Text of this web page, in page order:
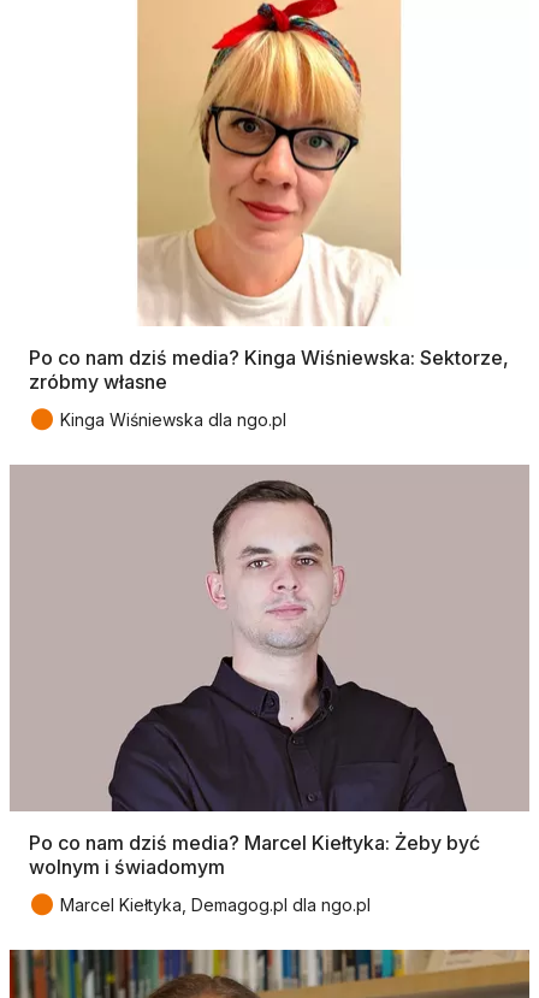
Po co nam dziś media? Kinga Wiśniewska: Sektorze,
zróbmy własne
● Kinga Wiśniewska dla ngo.pl
Po co nam dziś media? Marcel Kiełtyka: Żeby być
wolnym i świadomym
● Marcel Kiełtyka, Demagog.pl dla ngo.pl